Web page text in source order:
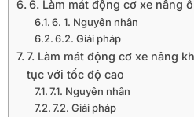
6. Làm mát động cơ xe nâng
6. 1. Nguyên nhân
6.2. Giải pháp
7. Làm mát động cơ xe nâng
tục với tốc độ cao
7.1. Nguyên nhân
7.2. Giải pháp